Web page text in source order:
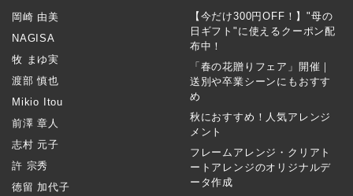
岡崎 由美
NAGISA
牧 まゆ実
渡部 慎也
Mikio Itou
前澤 章人
志村 元子
許 宗秀
徳留 加代子
【今だけ300円OFF！】"母の
日ギフト"に使えるクーポン配
布中！
「春の花贈りフェア」開催｜
送別や卒業シーンにもおすす
め
秋におすすめ！人気アレンジ
メント
フレームアレンジ・クリアト
ートアレンジのオリジナルデ
ータ作成